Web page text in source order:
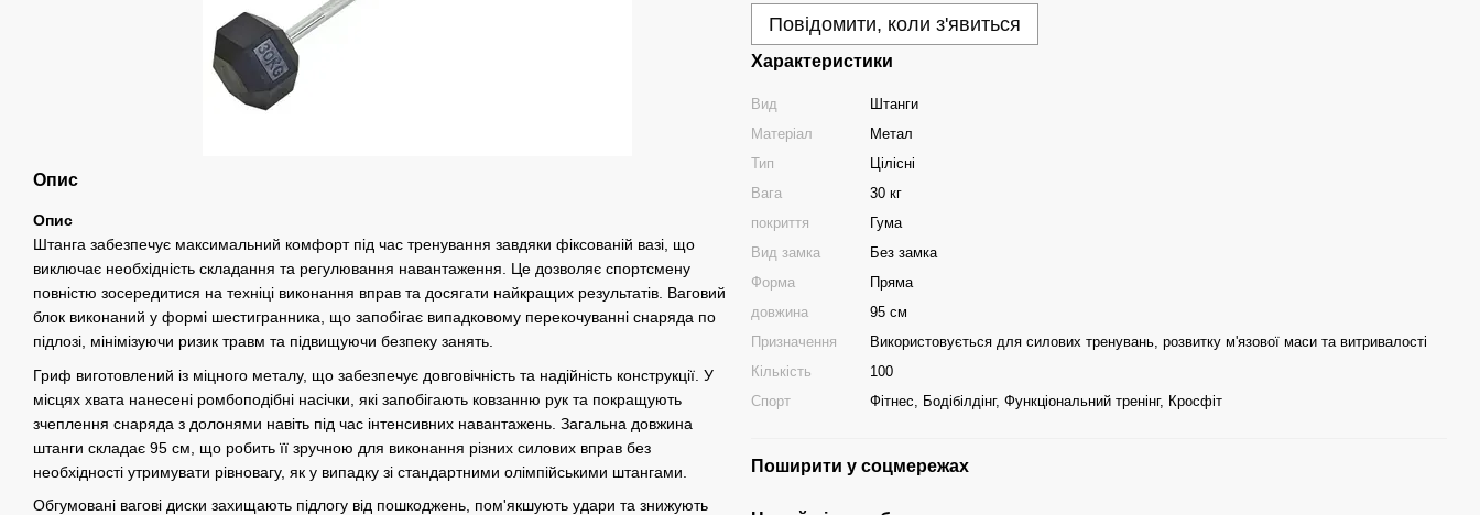
Опис
Опис
Штанга забезпечує максимальний комфорт під час тренування завдяки фіксованій вазі, що
виключає необхідність складання та регулювання навантаження. Це дозволяє спортсмену
повністю зосередитися на техніці виконання вправ та досягати найкращих результатів. Ваговий
блок виконаний у формі шестигранника, що запобігає випадковому перекочуванні снаряда по
підлозі, мінімізуючи ризик травм та підвищуючи безпеку занять.
Гриф виготовлений із міцного металу, що забезпечує довговічність та надійність конструкції. У
місцях хвата нанесені ромбоподібні насічки, які запобігають ковзанню рук та покращують
зчеплення снаряда з долонями навіть під час інтенсивних навантажень. Загальна довжина
штанги складає 95 см, що робить її зручною для виконання різних силових вправ без
необхідності утримувати рівновагу, як у випадку зі стандартними олімпійськими штангами.
Обгумовані вагові диски захищають підлогу від пошкоджень, пом'якшують удари та знижують
Повідомити, коли з'явиться
Характеристики
Вид
Штанги
Матеріал
Метал
Тип
Цілісні
Вага
30 кг
покриття
Гума
Вид замка
Без замка
Форма
Пряма
довжина
95 см
Призначення
Використовується для силових тренувань, розвитку м'язової маси та витривалості
Кількість
100
Спорт
Фітнес, Бодібілдінг, Функціональний тренінг, Кросфіт
Поширити у соцмережах